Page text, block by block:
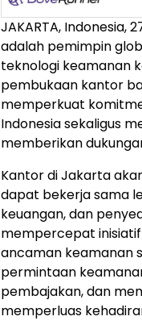
JAKARTA, Indonesia,
adalah pemimpin
teknologi keamanan
pembukaan kantor
memperkuat
Indonesia sekaligus
memberikan
Kantor di Jakarta
dapat bekerja sama
keuangan, dan
mempercepat
ancaman keamanan
permintaan
pembajakan, dan
memperluas